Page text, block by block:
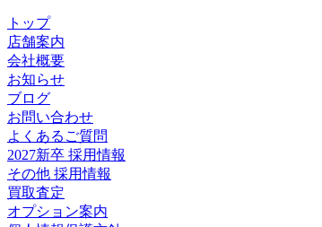
トップ
店舗案内
会社概要
お知らせ
ブログ
お問い合わせ
よくあるご質問
2027新卒 採用情報
その他 採用情報
買取査定
オプション案内